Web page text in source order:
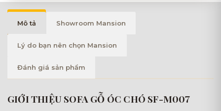
Mô tả Showroom Mansion
Lý do bạn nên chọn Mansion
Đánh giá sản phẩm
GIỚI THIỆU SOFA GỖ ÓC CHÓ SF-M007